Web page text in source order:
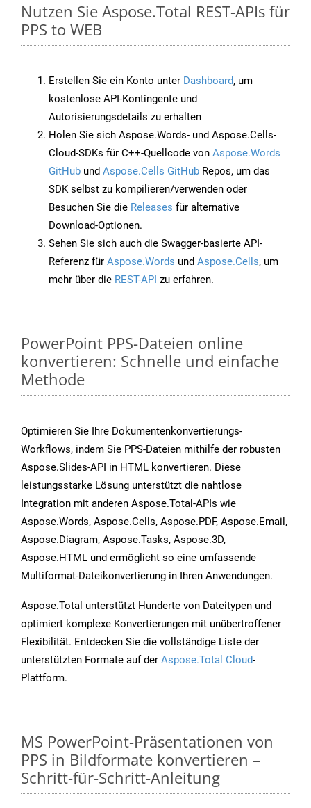
Nutzen Sie Aspose.Total REST-APIs für
PPS to WEB
Erstellen Sie ein Konto unter Dashboard, um
kostenlose API-Kontingente und
Autorisierungsdetails zu erhalten
Holen Sie sich Aspose.Words- und Aspose.Cells-
Cloud-SDKs für C++-Quellcode von Aspose.Words
GitHub und Aspose.Cells GitHub Repos, um das
SDK selbst zu kompilieren/verwenden oder
Besuchen Sie die Releases für alternative
Download-Optionen.
Sehen Sie sich auch die Swagger-basierte API-
Referenz für Aspose.Words und Aspose.Cells, um
mehr über die REST-API zu erfahren.
PowerPoint PPS-Dateien online
konvertieren: Schnelle und einfache
Methode
Optimieren Sie Ihre Dokumentenkonvertierungs-
Workflows, indem Sie PPS-Dateien mithilfe der robusten
Aspose.Slides-API in HTML konvertieren. Diese
leistungsstarke Lösung unterstützt die nahtlose
Integration mit anderen Aspose.Total-APIs wie
Aspose.Words, Aspose.Cells, Aspose.PDF, Aspose.Email,
Aspose.Diagram, Aspose.Tasks, Aspose.3D,
Aspose.HTML und ermöglicht so eine umfassende
Multiformat-Dateikonvertierung in Ihren Anwendungen.
Aspose.Total unterstützt Hunderte von Dateitypen und
optimiert komplexe Konvertierungen mit unübertroffener
Flexibilität. Entdecken Sie die vollständige Liste der
unterstützten Formate auf der Aspose.Total Cloud-
Plattform.
MS PowerPoint-Präsentationen von
PPS in Bildformate konvertieren –
Schritt-für-Schritt-Anleitung